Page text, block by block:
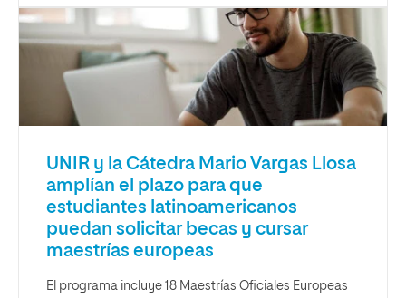
UNIR y la Cátedra Mario Vargas Llosa
amplían el plazo para que
estudiantes latinoamericanos
puedan solicitar becas y cursar
maestrías europeas
El programa incluye 18 Maestrías Oficiales Europeas